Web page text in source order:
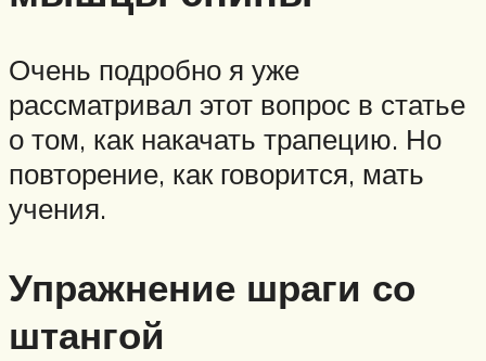
Очень подробно я уже
рассматривал этот вопрос в статье
о том, как накачать трапецию. Но
повторение, как говорится, мать
учения.
Упражнение шраги со
штангой